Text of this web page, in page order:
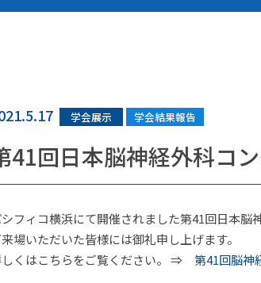
概要
沿革
所一覧
ホOSI製品
手術関連機器
外科関連器具
展示
展示スケジュール
ィア協力
学会展示 学会結果報告
41回日本脳神経外科コ
フィコ横浜にて開催されました第41回日本脳
場いただいた皆様には御礼申し上げます。
くはこちらをご覧ください。 ⇒ 第41回脳神